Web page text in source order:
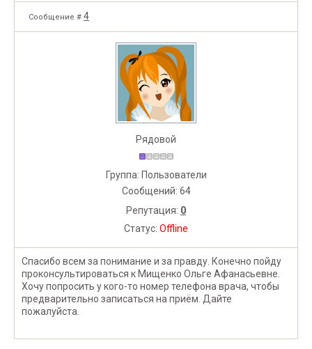
Сообщение # 4
Рядовой
Группа: Пользователи
Сообщений: 64
Репутация: 0
Статус: Offline
Спасибо всем за понимание и за правду. Конечно пойду
проконсультироваться к Мищенко Ольге Афанасьевне.
Хочу попросить у кого-то номер телефона врача, чтобы
предварительно записаться на приём. Дайте
пожалуйста.